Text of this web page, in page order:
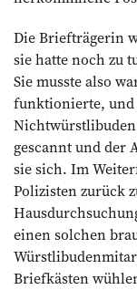
Die Briefträgerin
sie hatte noch zu
Sie musste also
funktionierte, und
gescannt und der
sie sich. Im
Polizisten zurück
einen solchen
Briefkästen